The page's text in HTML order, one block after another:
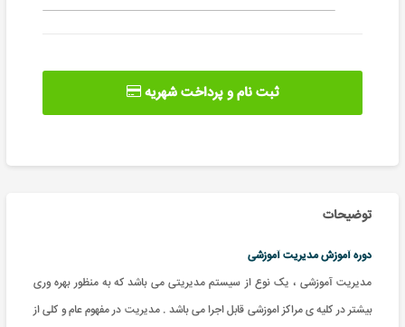
ثبت نام و پرداخت شهریه
توضیحات
دوره آموزش مدیریت آموزشی
مدیریت آموزشی ، یک نوع از سیستم مدیریتی می باشد که به منظور بهره وری
بیشتر در کلیه ی مراکز اموزشی قابل اجرا می باشد . مدیریت در مفهوم عام و کلی از